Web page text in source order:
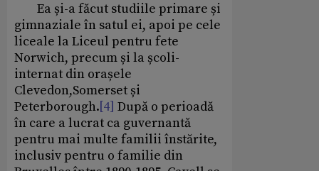
Ea și-a făcut studiile primare și
gimnaziale în satul ei, apoi pe cele
liceale la Liceul pentru fete
Norwich, precum și la școli-
internat din orașele
Clevedon,Somerset și
Peterborough.[4] După o perioadă
în care a lucrat ca guvernantă
pentru mai multe familii înstărite,
inclusiv pentru o familie din